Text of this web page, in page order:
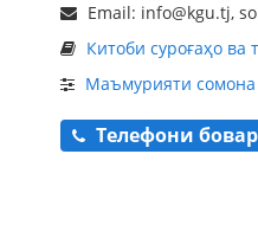
Email: info@kgu.tj,
Китоби суроғаҳо ва
Маъмурияти сомона
Телефони